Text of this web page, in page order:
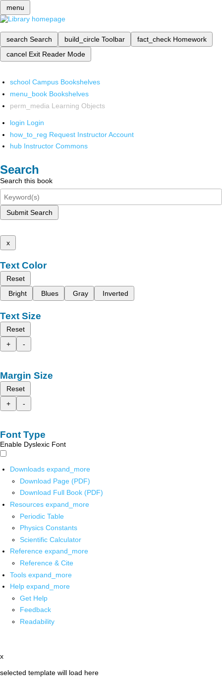
menu
search Search build_circle Toolbar fact_check Homework
cancel Exit Reader Mode
school Campus Bookshelves
menu_book Bookshelves
perm_media Learning Objects
login Login
how_to_reg Request Instructor Account
hub Instructor Commons
Search
Search this book
Submit Search
x
Text Color
Reset
Bright
Blues Gray Inverted
Text Size
Reset
+
-
Margin Size
Reset
+
-
Font Type
Enable Dyslexic Font
Downloads expand_more
Download Page (PDF)
Download Full Book (PDF)
Resources expand_more
Periodic Table
Physics Constants
Scientific Calculator
Reference expand_more
Reference & Cite
Tools expand_more
Help expand_more
Get Help
Feedback
Readability
x
selected template will load here